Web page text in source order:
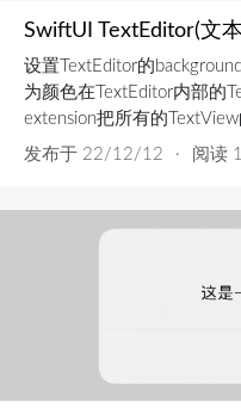
SwiftUI TextEditor(文
设置TextEditor的
为颜色在TextEditor内部的
extension把所有的
清除。然后再使用
发布于 22/12/12 · 阅读